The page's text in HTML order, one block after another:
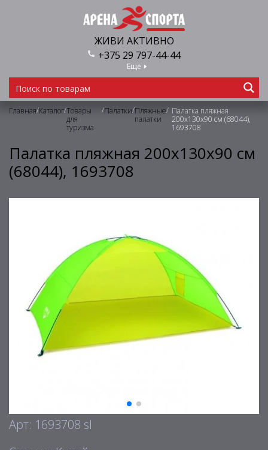
ЖИВИ АКТИВНО
+375 29 797-44-44
Еще
Главная/Каталог/Товары
для
туризма
/Палатки/Пляжные
палатки
/ Палатка пляжная
200х130х90 см (68044),
1693708
Палатка пляжная 200х130х90 см
(68044), 1693708
Арт: 1693708 sl